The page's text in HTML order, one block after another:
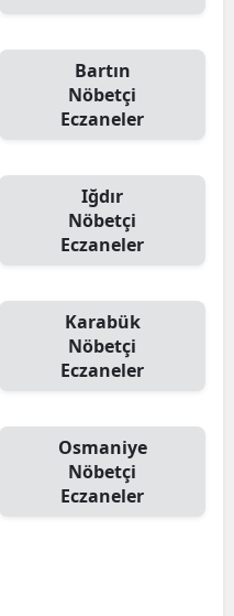
Bartın
Nöbetçi
Eczaneler
Iğdır
Nöbetçi
Eczaneler
Karabük
Nöbetçi
Eczaneler
Osmaniye
Nöbetçi
Eczaneler